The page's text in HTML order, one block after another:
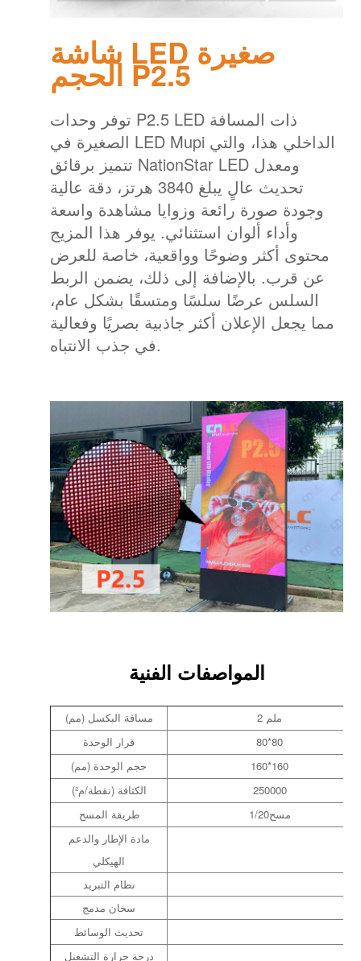
شاشة LED صغيرة
الحجم P2.5
توفر وحدات P2.5 LED ذات المسافة
الصغيرة في LED Mupi الداخلي هذا، والتي
تتميز برقائق NationStar LED ومعدل
تحديث عالٍ يبلغ 3840 هرتز، دقة عالية
وجودة صورة رائعة وزوايا مشاهدة واسعة
وأداء ألوان استثنائي. يوفر هذا المزيج
محتوى أكثر وضوحًا وواقعية، خاصة للعرض
عن قرب. بالإضافة إلى ذلك، يضمن الربط
السلس عرضًا سلسًا ومتسقًا بشكل عام،
مما يجعل الإعلان أكثر جاذبية بصريًا وفعالية
في جذب الانتباه.
المواصفات الفنية
مسافة البكسل (مم)
2 ملم
قرار الوحدة
80*80
حجم الوحدة (مم)
160*160
الكثافة (نقطة/م²)
250000
طريقة المسح
1/20مسح
مادة الإطار والدعم
الهيكلي
نظام التبريد
سخان مدمج
تحديث الوسائط
درجة حرارة التشغيل